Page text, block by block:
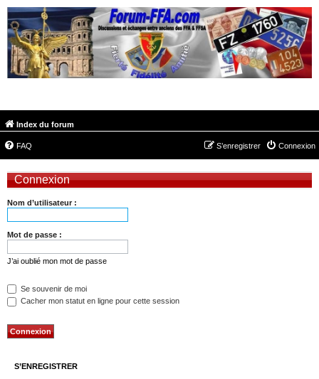
Index du forum
FAQ Connexion
S’enregistrer
Connexion
Nom d’utilisateur :
Mot de passe :
J’ai oublié mon mot de passe
Se souvenir de moi
Cacher mon statut en ligne pour cette session
S’ENREGISTRER